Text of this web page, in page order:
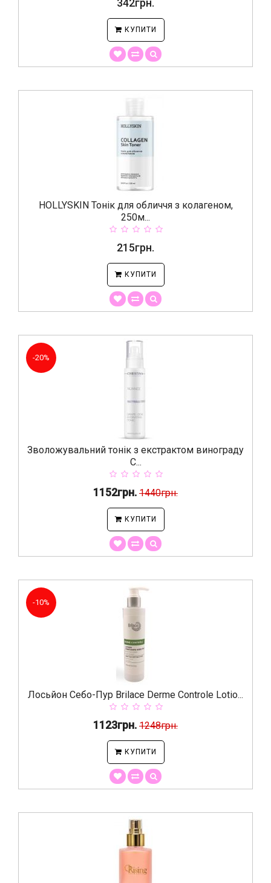
342грн.
КУПИТИ
HOLLYSKIN Тонік для обличчя з колагеном,
250м...
215грн.
КУПИТИ
-20%
Зволожувальний тонік з екстрактом винограду
C...
1152грн. 1440грн.
КУПИТИ
-10%
Лосьйон Себо-Пур Brilace Derme Сontrole Lotio...
1123грн. 1248грн.
КУПИТИ